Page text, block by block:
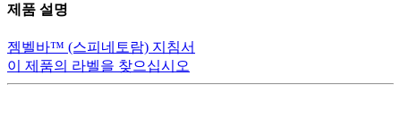
제품 설명
젬벨바™ (스피네토람) 지침서
이 제품의 라벨을 찾으십시오